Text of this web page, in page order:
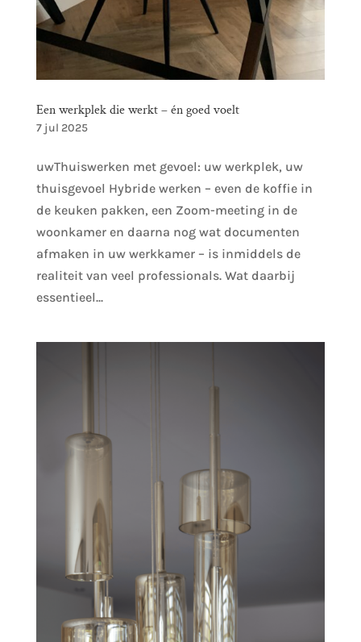
Een werkplek die werkt – én goed voelt
7 jul 2025
uwThuiswerken met gevoel: uw werkplek, uw
thuisgevoel Hybride werken – even de koffie in
de keuken pakken, een Zoom-meeting in de
woonkamer en daarna nog wat documenten
afmaken in uw werkkamer – is inmiddels de
realiteit van veel professionals. Wat daarbij
essentieel...